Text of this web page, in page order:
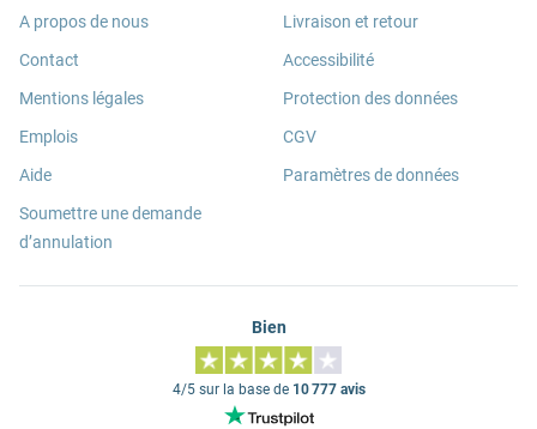
A propos de nous
Contact
Mentions légales
Emplois
Aide
Soumettre une demande
d’annulation
Livraison et retour
Accessibilité
Protection des données
CGV
Paramètres de données
Bien
4/5 sur la base de 10 777 avis